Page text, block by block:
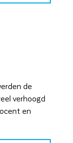
de
verhoogd
en